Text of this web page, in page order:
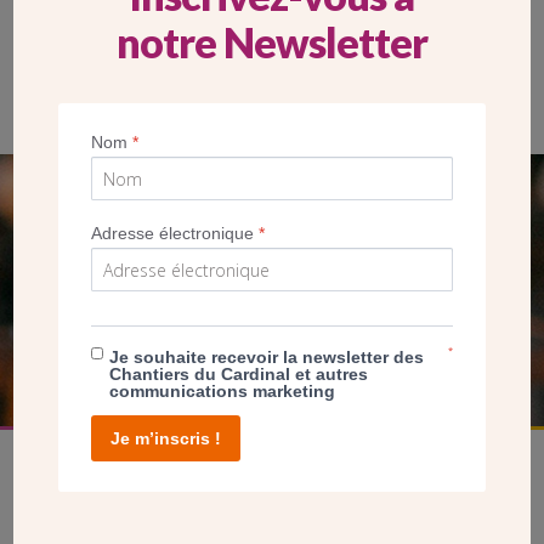
En créant un nouveau bâtiment, de nouveaux espaces
SEUL VOTRE DON
NOUS PERMET D’AGIR
FAIRE UN DON
notre Newsletter
Nom*
Adresse électronique*
Je souhaite recevoir la newsletter des
Chantiers du Cardinal et autres
communications marketing
*
Je m’inscris !